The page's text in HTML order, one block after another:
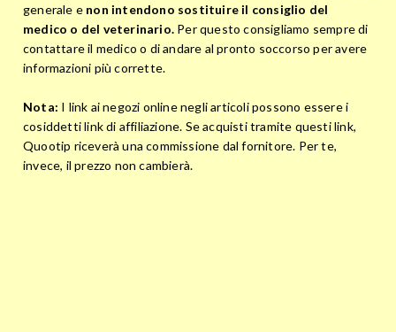
generale e non intendono sostituire il consiglio del
medico o del veterinario. Per questo consigliamo sempre di
contattare il medico o di andare al pronto soccorso per avere
informazioni più corrette.
Nota: I link ai negozi online negli articoli possono essere i
cosiddetti link di affiliazione. Se acquisti tramite questi link,
Quootip riceverà una commissione dal fornitore. Per te,
invece, il prezzo non cambierà.